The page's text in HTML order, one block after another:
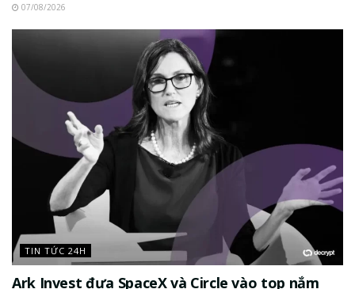
07/08/2026
TIN TỨC 24H
Ark Invest đưa SpaceX và Circle vào top nắm